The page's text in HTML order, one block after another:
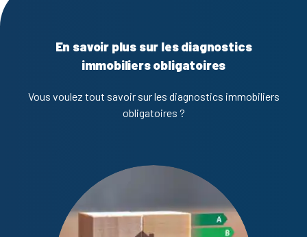
En savoir plus sur les diagnostics
immobiliers obligatoires
Vous voulez tout savoir sur les diagnostics immobiliers
obligatoires ?